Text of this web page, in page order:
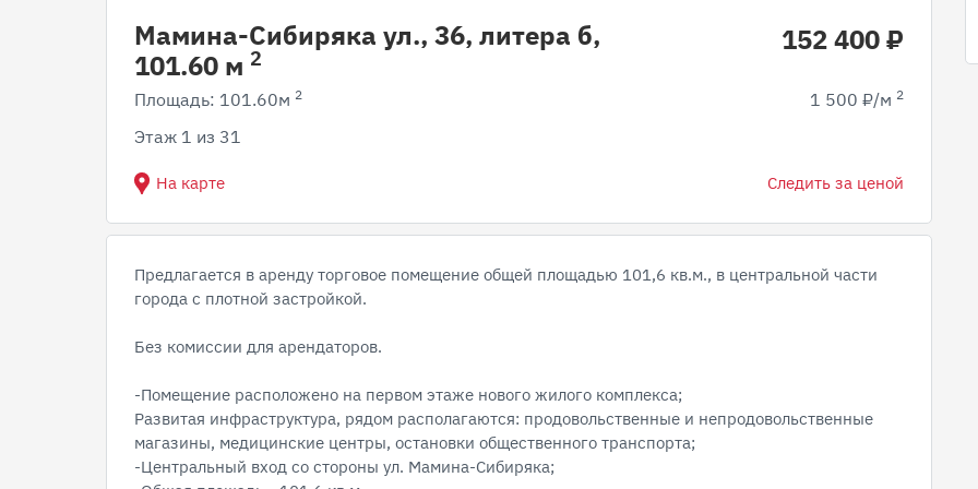
Мамина-Сибиряка ул., 36, литера б,
101.60 м 2
152 400 ₽
Площадь: 101.60м 2
Этаж 1 из 31
1 500 ₽/м 2
На карте Следить за ценой
Предлагается в аренду торговое помещение общей площадью 101,6 кв.м., в центральной части
города с плотной застройкой.
Без комиссии для арендаторов.
-Помещение расположено на первом этаже нового жилого комплекса;
Развитая инфраструктура, рядом располагаются: продовольственные и непродовольственные
магазины, медицинские центры, остановки общественного транспорта;
-Центральный вход со стороны ул. Мамина-Сибиряка;